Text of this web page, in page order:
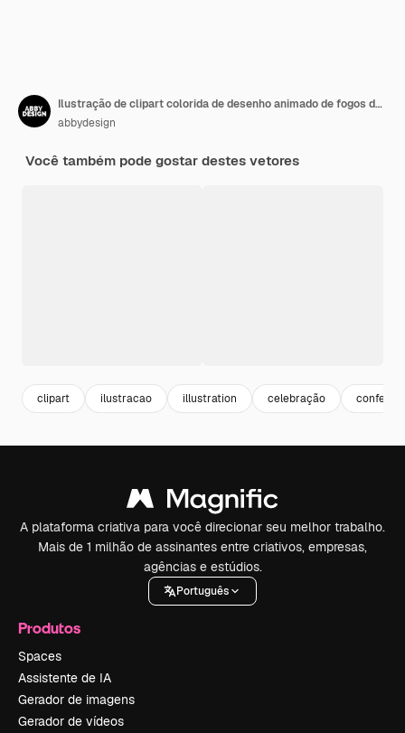
Ilustração de clipart colorida de desenho animado de fogos de artifício
abbydesign
Você também pode gostar destes vetores
clipart ilustracao illustration celebração confete
A plataforma criativa para você direcionar seu melhor trabalho.
Mais de 1 milhão de assinantes entre criativos, empresas,
agências e estúdios.
Português
Produtos
Spaces
Assistente de IA
Gerador de imagens
Gerador de vídeos